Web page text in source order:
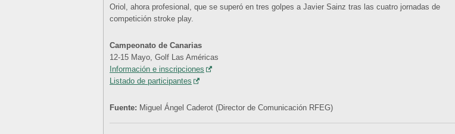
Oriol, ahora profesional, que se superó en tres golpes a Javier Sainz tras las cuatro jornadas de
competición stroke play.
Campeonato de Canarias
12-15 Mayo, Golf Las Américas
Información e inscripciones
Listado de participantes
Fuente: Miguel Ángel Caderot (Director de Comunicación RFEG)